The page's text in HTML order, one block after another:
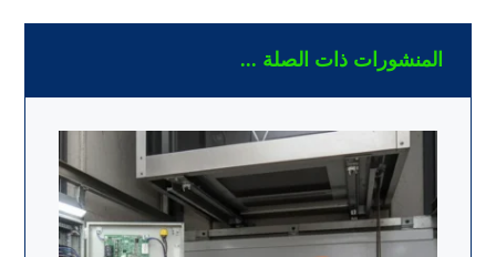
المنشورات ذات الصلة ...